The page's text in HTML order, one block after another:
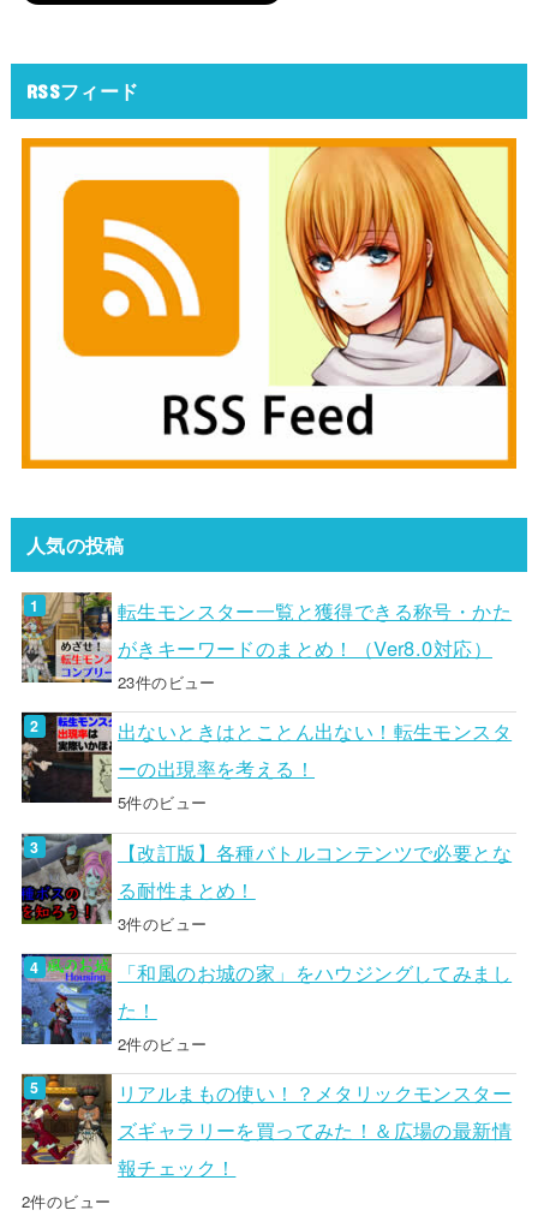
RSSフィード
人気の投稿
転生モンスター一覧と獲得できる称号・かた
がきキーワードのまとめ！（Ver8.0対応）
23件のビュー
出ないときはとことん出ない！転生モンスタ
ーの出現率を考える！
5件のビュー
【改訂版】各種バトルコンテンツで必要とな
る耐性まとめ！
3件のビュー
「和風のお城の家」をハウジングしてみまし
た！
2件のビュー
リアルまもの使い！？メタリックモンスター
ズギャラリーを買ってみた！＆広場の最新情
報チェック！
2件のビュー